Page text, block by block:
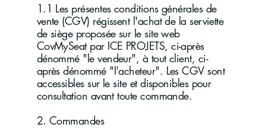
1.1 Les présentes conditions générales de
vente (CGV) régissent l'achat de la serviette
de siège proposée sur le site web
CovMySeat par ICE PROJETS, ci-après
dénommé "le vendeur", à tout client, ci-
après dénommé "l'acheteur". Les CGV sont
accessibles sur le site et disponibles pour
consultation avant toute commande.
2. Commandes